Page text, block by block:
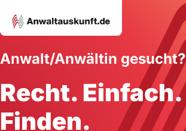
Anwalt/Anwältin gesucht?
Recht. Einfach.
Finden.